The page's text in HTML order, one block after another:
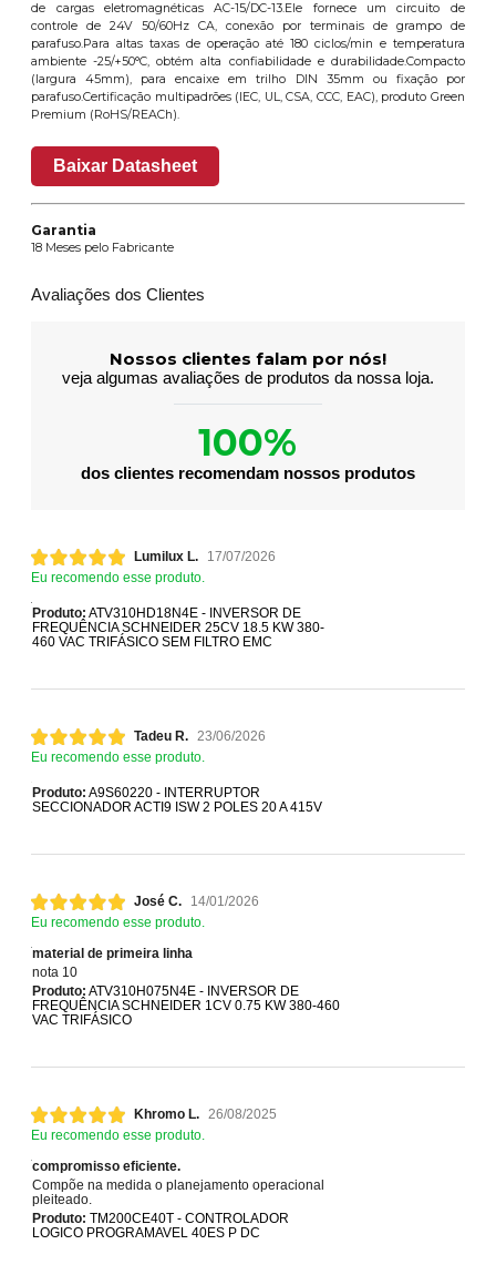
de cargas eletromagnéticas AC-15/DC-13.Ele fornece um circuito de
controle de 24V 50/60Hz CA, conexão por terminais de grampo de
parafuso.Para altas taxas de operação até 180 ciclos/min e temperatura
ambiente -25/+50°C, obtém alta confiabilidade e durabilidade.Compacto
(largura 45mm), para encaixe em trilho DIN 35mm ou fixação por
parafuso.Certificação multipadrões (IEC, UL, CSA, CCC, EAC), produto Green
Premium (RoHS/REACh).
Baixar Datasheet
Garantia
18 Meses pelo Fabricante
Avaliações dos Clientes
Nossos clientes falam por nós!
veja algumas avaliações de produtos da nossa loja.
100%
dos clientes recomendam nossos produtos
Lumilux L.
17/07/2026
Eu recomendo esse produto.
Produto: ATV310HD18N4E - INVERSOR DE
FREQUÊNCIA SCHNEIDER 25CV 18.5 KW 380-
460 VAC TRIFÁSICO SEM FILTRO EMC
Tadeu R. 23/06/2026
Eu recomendo esse produto.
Produto: A9S60220 - INTERRUPTOR
SECCIONADOR ACTI9 ISW 2 POLES 20 A 415V
José C.
14/01/2026
Eu recomendo esse produto.
material de primeira linha
nota 10
Produto: ATV310H075N4E - INVERSOR DE
FREQUÊNCIA SCHNEIDER 1CV 0.75 KW 380-460
VAC TRIFÁSICO
Khromo L. 26/08/2025
Eu recomendo esse produto.
compromisso eficiente.
Compõe na medida o planejamento operacional
pleiteado.
Produto: TM200CE40T - CONTROLADOR
LOGICO PROGRAMAVEL 40ES P DC